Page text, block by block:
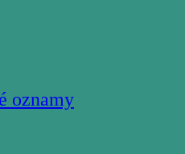
oznamy